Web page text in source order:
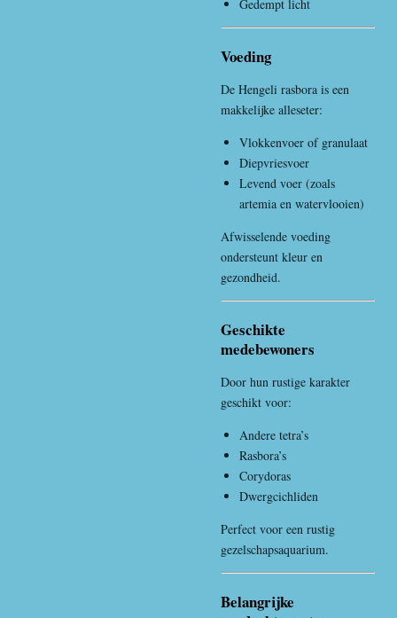
Gedempt licht
Voeding
De Hengeli rasbora is een
makkelijke alleseter:
Vlokkenvoer of granulaat
Diepvriesvoer
Levend voer (zoals
artemia en watervlooien)
Afwisselende voeding
ondersteunt kleur en
gezondheid.
Geschikte
medebewoners
Door hun rustige karakter
geschikt voor:
Andere tetra’s
Rasbora’s
Corydoras
Dwergcichliden
Perfect voor een rustig
gezelschapsaquarium.
Belangrijke